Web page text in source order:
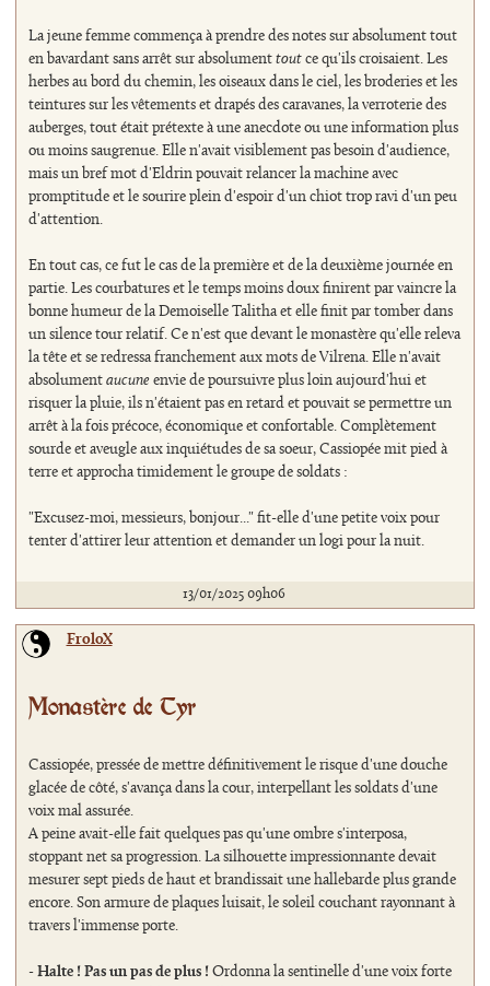
La jeune femme commença à prendre des notes sur absolument tout
en bavardant sans arrêt sur absolument toutce qu'ils croisaient. Les
herbes au bord du chemin, les oiseaux dans le ciel, les broderies et les
teintures sur les vêtements et drapés des caravanes, la verroterie des
auberges, tout était prétexte à une anecdote ou une information plus
ou moins saugrenue. Elle n'avait visiblement pas besoin d'audience,
mais un bref mot d'Eldrin pouvait relancer la machine avec
promptitude et le sourire plein d'espoir d'un chiot trop ravi d'un peu
d'attention.
En tout cas, ce fut le cas de la première et de la deuxième journée en
partie. Les courbatures et le temps moins doux finirent par vaincre la
bonne humeur de la Demoiselle Talitha et elle finit par tomber dans
un silence tour relatif. Ce n'est que devant le monastère qu'elle releva
la tête et se redressa franchement aux mots de Vilrena. Elle n'avait
absolument aucuneenvie de poursuivre plus loin aujourd'hui et
risquer la pluie, ils n'étaient pas en retard et pouvait se permettre un
arrêt à la fois précoce, économique et confortable. Complètement
sourde et aveugle aux inquiétudes de sa soeur, Cassiopée mit pied à
terre et approcha timidement le groupe de soldats :
"Excusez-moi, messieurs, bonjour..." fit-elle d'une petite voix pour
tenter d'attirer leur attention et demander un logi pour la nuit.
13/01/2025 09h06
FroloX
Monastère de Tyr
Cassiopée, pressée de mettre définitivement le risque d'une douche
glacée de côté, s'avança dans la cour, interpellant les soldats d'une
voix mal assurée.
A peine avait-elle fait quelques pas qu'une ombre s'interposa,
stoppant net sa progression. La silhouette impressionnante devait
mesurer sept pieds de haut et brandissait une hallebarde plus grande
encore. Son armure de plaques luisait, le soleil couchant rayonnant à
travers l'immense porte.
- Halte ! Pas un pas de plus ! Ordonna la sentinelle d'une voix forte